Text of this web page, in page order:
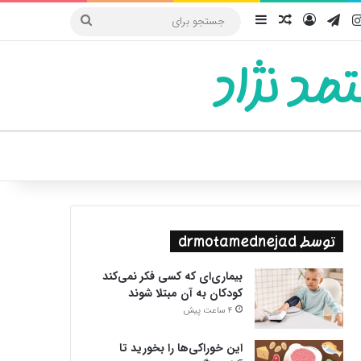
اینستاگرام
تلگرامورودنوشته تصادفی
سایدبار
جستجو
نژاد
پوسته
توسط drmotamednejad
بیماری‌ای که کسی فکر نمی‌کند
کودکان به آن مبتلا شوند
4 ساعت پیش
این خوراکی‌ها را بخورید تا